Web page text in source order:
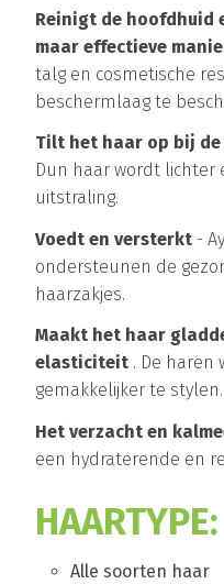
Reinigt de hoofdhuid
maar effectieve
talg en cosmetische
beschermlaag te
Tilt het haar op bij
Dun haar wordt lichter
uitstraling.
Voedt en versterkt -
ondersteunen de
haarzakjes.
Maakt het haar
elasticiteit . De haren
gemakkelijker te stylen.
Het verzacht en
een hydraterende en
HAARTYPE:
Alle soorten haar